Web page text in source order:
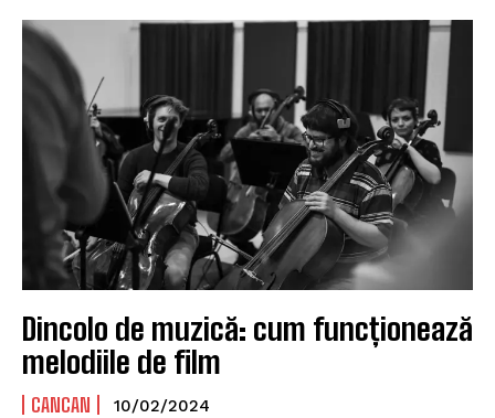
Dincolo de muzică: cum funcționează
melodiile de film
CANCAN 10/02/2024